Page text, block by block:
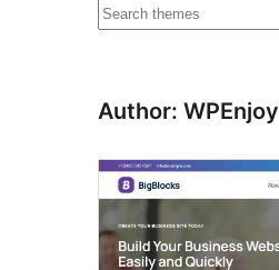
Suchen
Author: WPEnjoy